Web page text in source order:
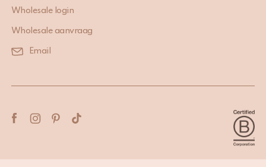
Wholesale login
Wholesale aanvraag
Email